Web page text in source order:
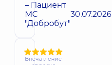
– Пациент
МС
"Добробут"
30.07.2026
Впечатление